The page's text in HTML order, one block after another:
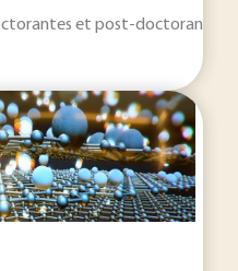
et post-doctorantes se